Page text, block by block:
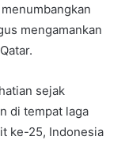
mengamankan
sejak
di tempat laga
ke-25, Indonesia